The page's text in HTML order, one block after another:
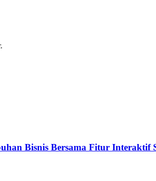
Bisnis Bersama Fitur Interaktif